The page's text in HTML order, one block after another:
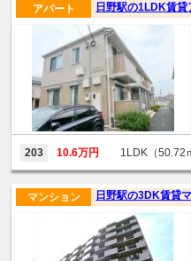
日野駅の1LDK賃貸
アパート
203 10.6万円 1LDK（50.72
日野駅の3DK賃貸
マンション